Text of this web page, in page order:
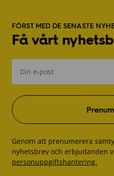
FÖRST MED DE SENASTE
Få vårt
post
Genom att prenumerera
nyhetsbrev och erbjudanden
personuppgiftshantering.